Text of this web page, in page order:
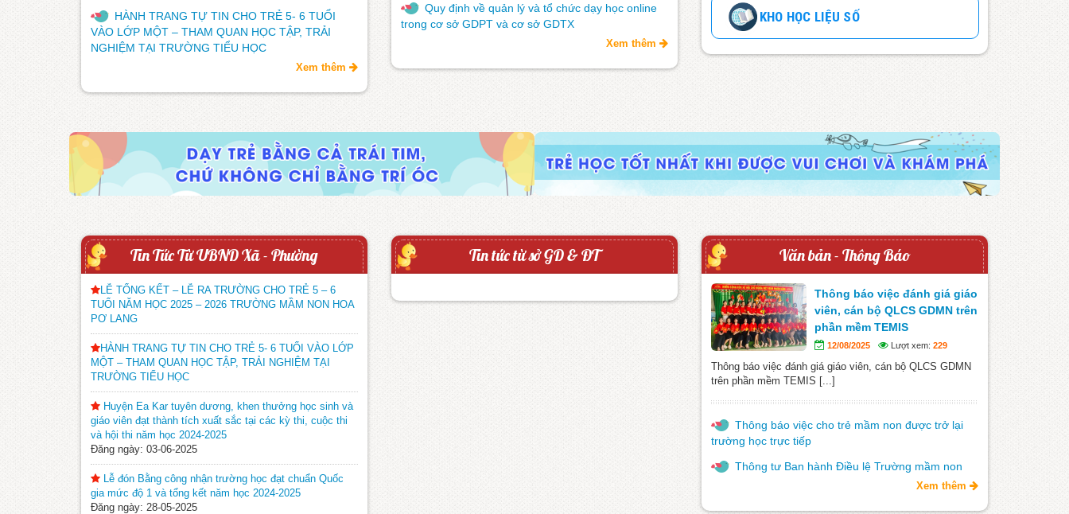
HÀNH TRANG TỰ TIN CHO TRẺ 5- 6 TUỔI
VÀO LỚP MỘT – THAM QUAN HỌC TẬP, TRẢI
NGHIỆM TẠI TRƯỜNG TIỂU HỌC
Xem thêm
Quy định về quản lý và tổ chức dạy học online
trong cơ sở GDPT và cơ sở GDTX
Xem thêm
KHO HỌC LIỆU SỐ
Tin Tức Từ UBND Xã - Phường
LỄ TỔNG KẾT – LỄ RA TRƯỜNG CHO TRẺ 5 – 6
TUỔI NĂM HỌC 2025 – 2026 TRƯỜNG MẦM NON HOA
PƠ LANG
HÀNH TRANG TỰ TIN CHO TRẺ 5- 6 TUỔI VÀO LỚP
MỘT – THAM QUAN HỌC TẬP, TRẢI NGHIỆM TẠI
TRƯỜNG TIỂU HỌC
Huyện Ea Kar tuyên dương, khen thưởng học sinh và
giáo viên đạt thành tích xuất sắc tại các kỳ thi, cuộc thi
và hội thi năm học 2024-2025
Đăng ngày: 03-06-2025
Lễ đón Bằng công nhận trường học đạt chuẩn Quốc
gia mức độ 1 và tổng kết năm học 2024-2025
Đăng ngày: 28-05-2025
Tin tức từ sở GD & ĐT Văn bản - Thông Báo
Thông báo việc đánh giá giáo
viên, cán bộ QLCS GDMN trên
phần mềm TEMIS
12/08/2025 Lượt xem: 229
Thông báo việc đánh giá giáo viên, cán bộ QLCS GDMN
trên phần mềm TEMIS [...]
Thông báo việc cho trẻ mầm non được trở lại
trường học trực tiếp
Thông tư Ban hành Điều lệ Trường mầm non
Xem thêm